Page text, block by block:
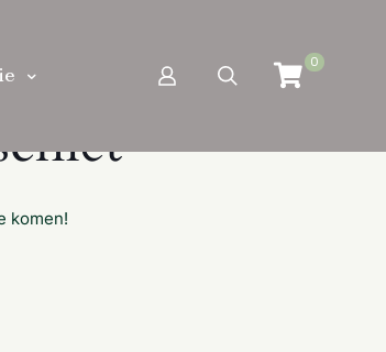
0
komen!